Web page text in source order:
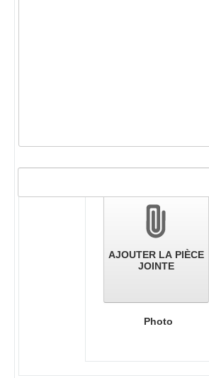
pièces
AJOUTER LA PIÈCE
JOINTE
Photo